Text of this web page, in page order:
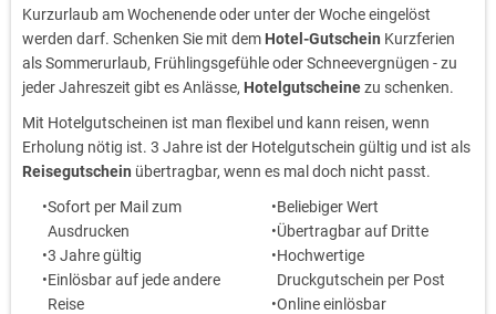
Kurzurlaub am Wochenende oder unter der Woche eingelöst
werden darf. Schenken Sie mit dem Hotel-Gutschein Kurzferien
als Sommerurlaub, Frühlingsgefühle oder Schneevergnügen - zu
jeder Jahreszeit gibt es Anlässe, Hotelgutscheinezu schenken.
Mit Hotelgutscheinen ist man flexibel und kann reisen, wenn
Erholung nötig ist. 3 Jahre ist der Hotelgutschein gültig und ist als
Reisegutschein übertragbar, wenn es mal doch nicht passt.
Sofort per Mail zum
Ausdrucken
3 Jahre gültig
Einlösbar auf jede andere
Reise
Beliebiger Wert
Übertragbar auf Dritte
Hochwertige
Druckgutschein per Post
Online einlösbar